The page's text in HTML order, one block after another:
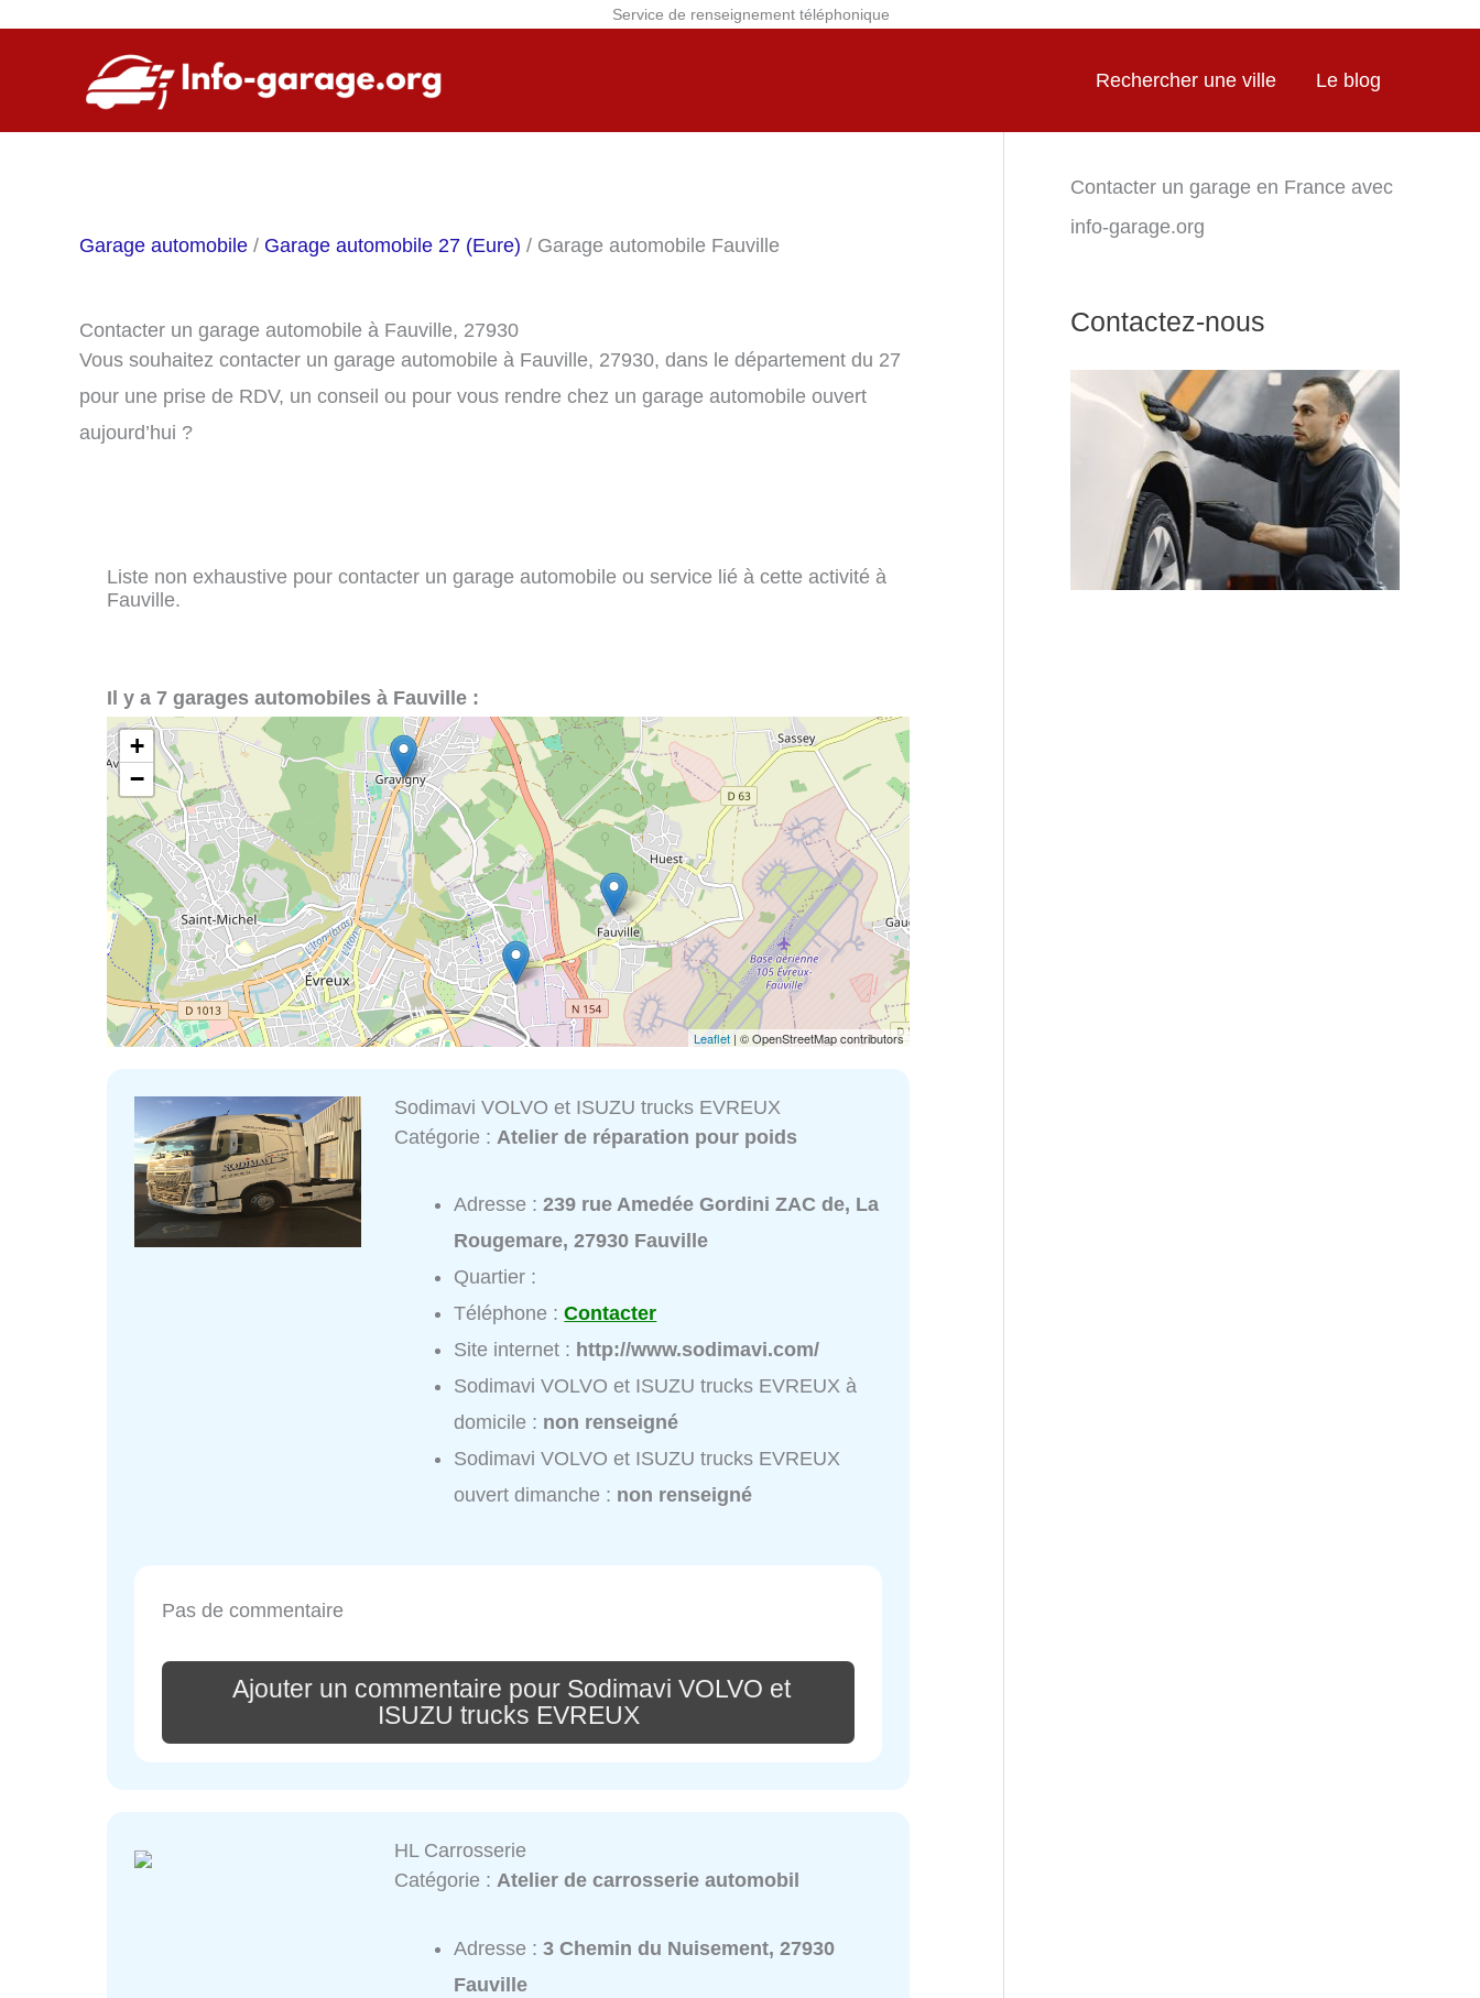
Service de renseignement téléphonique
Rechercher une ville Le blog
Garage automobile / Garage automobile 27 (Eure) / Garage automobile Fauville
Contacter un garage automobile à Fauville, 27930
Vous souhaitez contacter un garage automobile à Fauville, 27930, dans le département du 27
pour une prise de RDV, un conseil ou pour vous rendre chez un garage automobile ouvert
aujourd’hui ?
Liste non exhaustive pour contacter un garage automobile ou service lié à cette activité à
Fauville.
Il y a 7 garages automobiles à Fauville :
+
−
Leaflet | © OpenStreetMap contributors
Sodimavi VOLVO et ISUZU trucks EVREUX
Catégorie : Atelier de réparation pour poids
Adresse :239 rue Amedée Gordini ZAC de, La
Rougemare, 27930 Fauville
Quartier :
Téléphone :Contacter
Site internet : http://www.sodimavi.com/
Sodimavi VOLVO et ISUZU trucks EVREUX à
domicile : non renseigné
Sodimavi VOLVO et ISUZU trucks EVREUX
ouvert dimanche : non renseigné
Pas de commentaire
Ajouter un commentaire pour Sodimavi VOLVO et
ISUZU trucks EVREUX
HL Carrosserie
Catégorie :Atelier de carrosserie automobil
Adresse :3 Chemin du Nuisement, 27930
Fauville
Contacter un garage en France avec
info-garage.org
Contactez-nous